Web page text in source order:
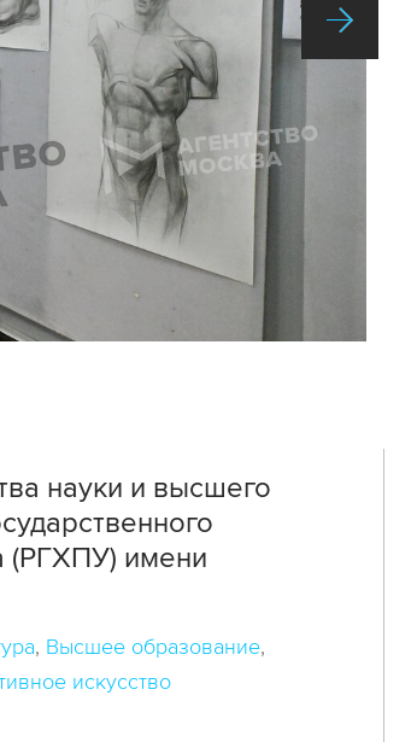
науки и высшего
(РГХПУ) имени
Высшее образование
искусство